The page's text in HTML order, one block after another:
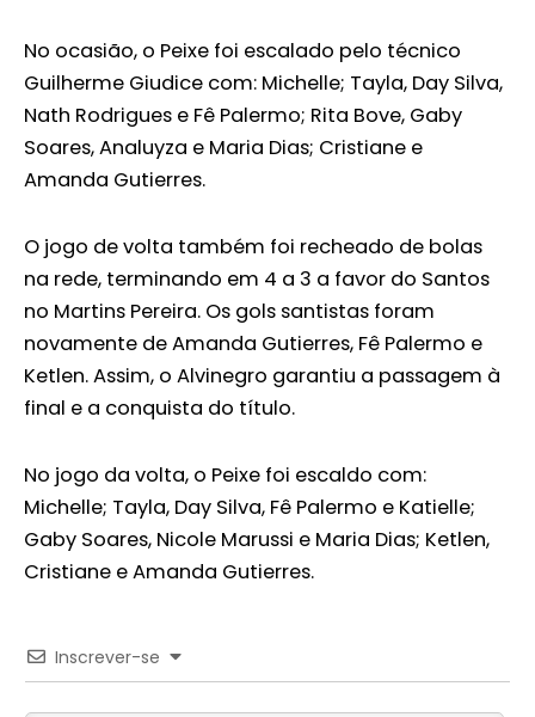
No ocasião, o Peixe foi escalado pelo técnico
Guilherme Giudice com: Michelle; Tayla, Day Silva,
Nath Rodrigues e Fê Palermo; Rita Bove, Gaby
Soares, Analuyza e Maria Dias; Cristiane e
Amanda Gutierres.
O jogo de volta também foi recheado de bolas
na rede, terminando em 4 a 3 a favor do Santos
no Martins Pereira. Os gols santistas foram
novamente de Amanda Gutierres, Fê Palermo e
Ketlen. Assim, o Alvinegro garantiu a passagem à
final e a conquista do título.
No jogo da volta, o Peixe foi escaldo com:
Michelle; Tayla, Day Silva, Fê Palermo e Katielle;
Gaby Soares, Nicole Marussi e Maria Dias; Ketlen,
Cristiane e Amanda Gutierres.
Inscrever-se